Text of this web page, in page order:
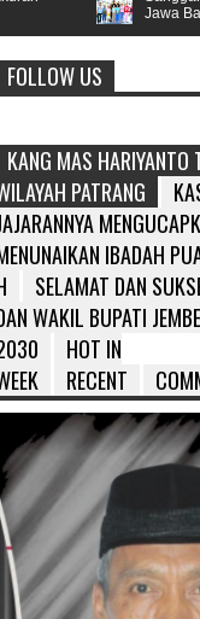
FOLLOW US
KANG MAS
PATRANG
IBADAH
SELAMAT DAN
WAKIL BUPATI
HOT IN
RECENT